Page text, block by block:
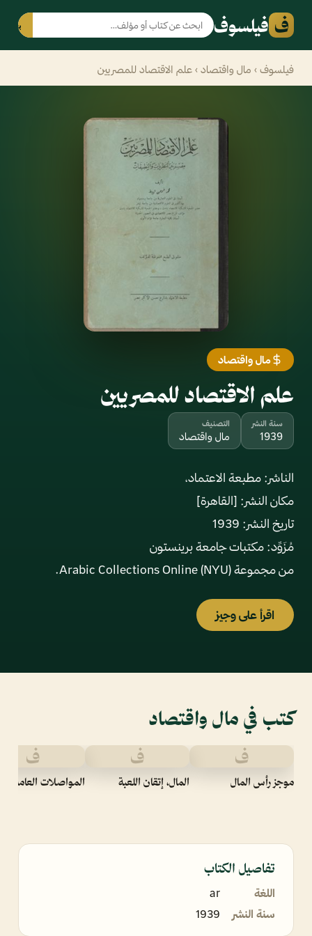
ف فيلسوف بحث
فيلسوف › مال واقتصاد › علم الاقتصاد للمصريين
مال واقتصاد
علم الاقتصاد للمصريين
سنة النشر
1939
التصنيف
مال واقتصاد
من مجموعة Arabic Collections Online (NYU).
اقرأ على وجيز
كتب في مال واقتصاد
ف
موجز رأس المال
ف
المال، إتقان اللعبة
ف
المواصلات العامة
تفاصيل الكتاب
اللغة
ar
سنة النشر
1939